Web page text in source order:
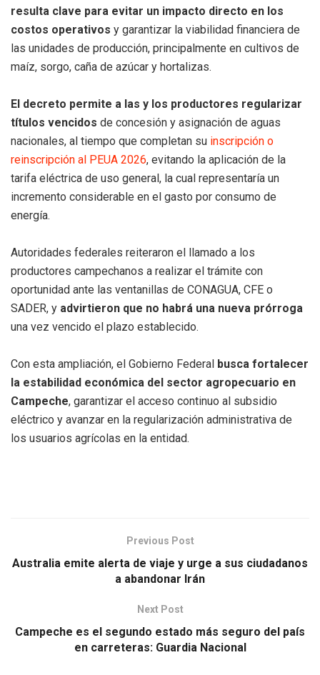
resulta clave para evitar un impacto directo en los
costos operativos y garantizar la viabilidad financiera de
las unidades de producción, principalmente en cultivos de
maíz, sorgo, caña de azúcar y hortalizas.
El decreto permite a las y los productores regularizar
títulos vencidos de concesión y asignación de aguas
nacionales, al tiempo que completan su inscripción o
reinscripción al PEUA 2026, evitando la aplicación de la
tarifa eléctrica de uso general, la cual representaría un
incremento considerable en el gasto por consumo de
energía.
Autoridades federales reiteraron el llamado a los
productores campechanos a realizar el trámite con
oportunidad ante las ventanillas de CONAGUA, CFE o
SADER, y advirtieron que no habrá una nueva prórroga
una vez vencido el plazo establecido.
Con esta ampliación, el Gobierno Federal busca fortalecer
la estabilidad económica del sector agropecuario en
Campeche, garantizar el acceso continuo al subsidio
eléctrico y avanzar en la regularización administrativa de
los usuarios agrícolas en la entidad.
Previous Post
Australia emite alerta de viaje y urge a sus ciudadanos
a abandonar Irán
Next Post
Campeche es el segundo estado más seguro del país
en carreteras: Guardia Nacional